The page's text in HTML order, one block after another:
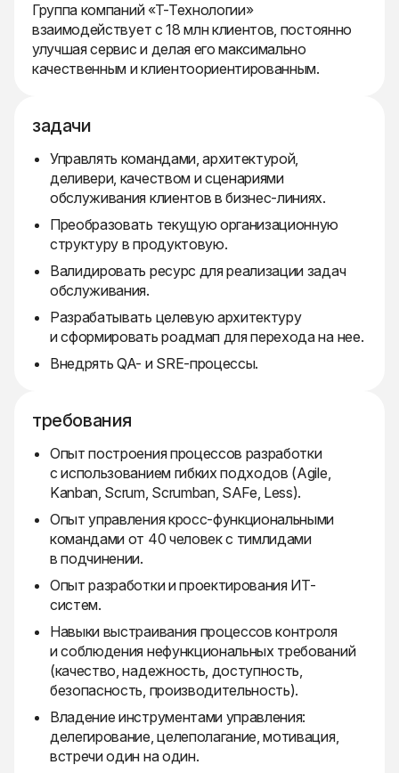
Группа компаний «Т-Технологии»
взаимодействует с 18 млн клиентов, постоянно
улучшая сервис и делая его максимально
качественным и клиентоориентированным.
задачи
Управлять командами, архитектурой,
деливери, качеством и сценариями
обслуживания клиентов в бизнес-линиях.
Преобразовать текущую организационную
структуру в продуктовую.
Валидировать ресурс для реализации задач
обслуживания.
Разрабатывать целевую архитектуру
и сформировать роадмап для перехода на нее.
Внедрять QA- и SRE-процессы.
требования
Опыт построения процессов разработки
с использованием гибких подходов (Agile,
Kanban, Scrum, Scrumban, SAFe, Less).
Опыт управления кросс-функциональными
командами от 40 человек с тимлидами
в подчинении.
Опыт разработки и проектирования ИТ-
систем.
Навыки выстраивания процессов контроля
и соблюдения нефункциональных требований
(качество, надежность, доступность,
безопасность, производительность).
Владение инструментами управления:
делегирование, целеполагание, мотивация,
встречи один на один.